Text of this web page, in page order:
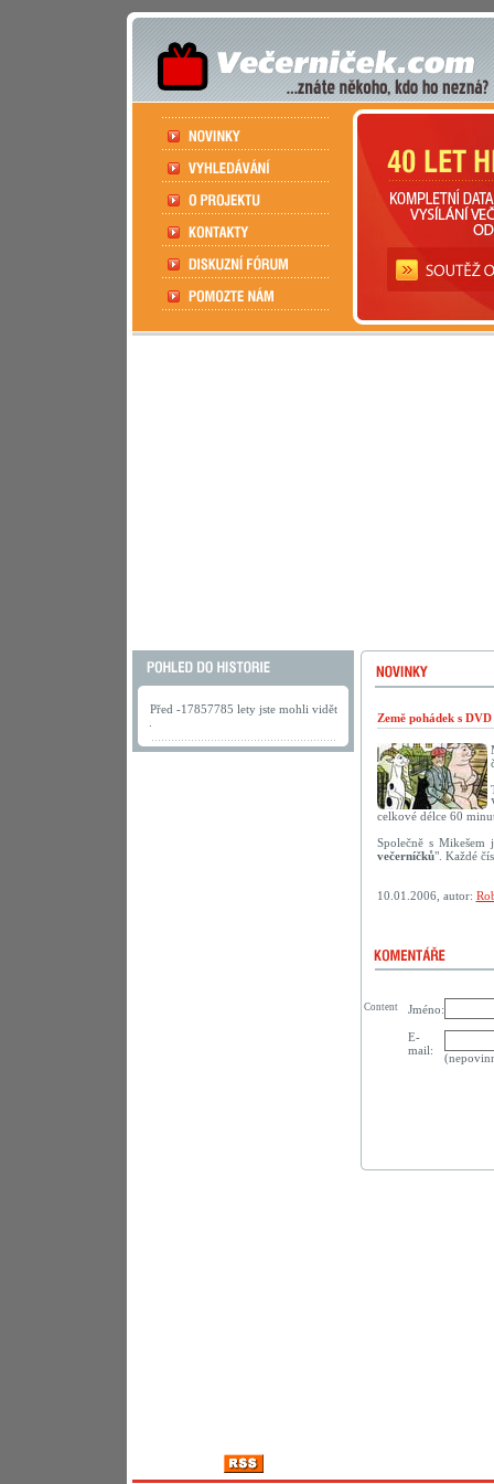
Před -17857785 lety jste mohli vidět
Země pohádek s
celkové délce 60
Společně s
večerníčků". Každé
10.01.2006, autor:
Jméno:
E-
mail:
Content